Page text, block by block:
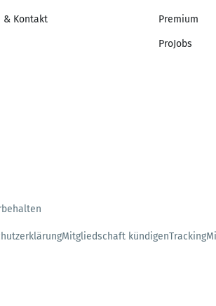
& Kontakt Premium
ProJobs
Mitgliedschaft kündigenTracking